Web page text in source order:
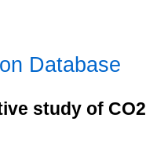
Database
study of